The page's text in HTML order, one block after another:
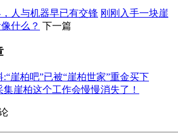
人与机器早已有交锋 刚刚入手一块崖
什么？ 下一篇
崖柏吧”已被“崖柏世家”重金买下
崖柏这个工作会慢慢消失了！